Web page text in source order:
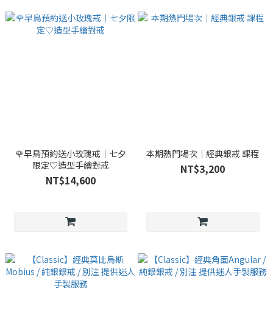
🌹早鳥預約送小玫瑰戒｜七夕
限定♡造型手繪對戒
NT$14,600
本期熱門場次｜經典銀戒 課程
NT$3,200